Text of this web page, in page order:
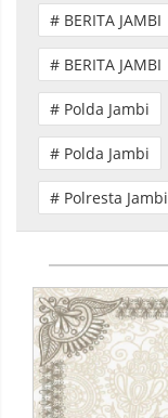
# BERITA JAMBI
# BERITA JAMBI
# Polda Jambi
# Polda Jambi
# Polresta Jambi